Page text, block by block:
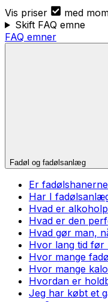
Vis priser
med
Skift FAQ emne
FAQ emner
Fadøl og fadølsanlæg
Er
Har I
Hvad er
Hvad er den
Hvad gør man,
Hvor lang tid før
Hvor mange
Hvor mange
Hvordan er
Jeg har købt et